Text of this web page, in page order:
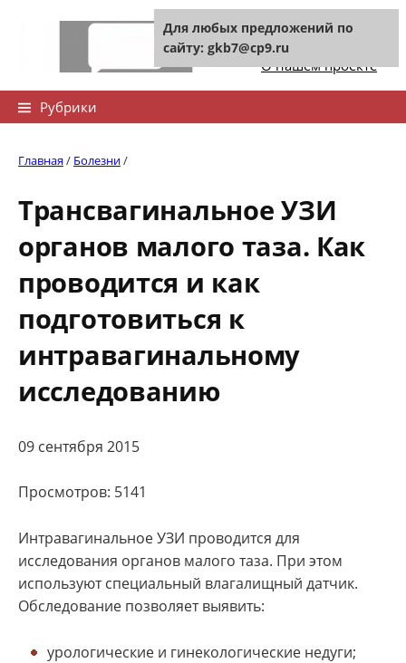
Контакты сайта
О нашем проекте
Рубрики
Главная/ Болезни/
Трансвагинальное УЗИ
органов малого таза. Как
проводится и как
подготовиться к
интравагинальному
исследованию
09 сентября 2015
Просмотров: 5141
Интравагинальное УЗИ проводится для
исследования органов малого таза. При этом
используют специальный влагалищный датчик.
Обследование позволяет выявить:
урологические и гинекологические недуги;
Для любых предложений по
сайту: gkb7@cp9.ru